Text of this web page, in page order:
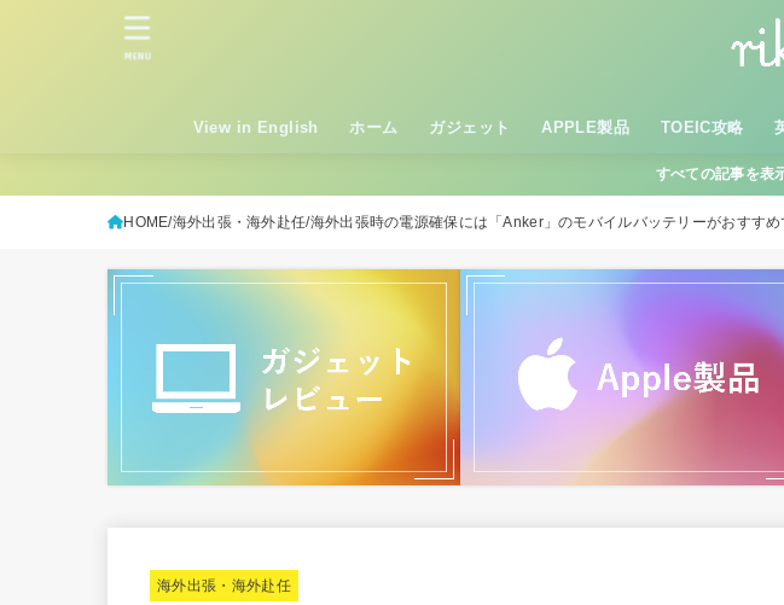
View in English ホーム ガジェット APPLE製品 TOEIC攻略
MENU
すべての記事を表
HOME 海外出張・海外赴任 海外出張時の電源確保には「Anker」のモバイルバッテリーがおすす
海外出張・海外赴任